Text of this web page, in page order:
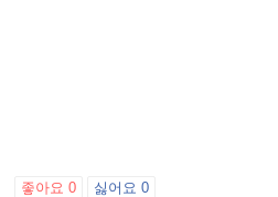
좋아요 0 싫어요 0